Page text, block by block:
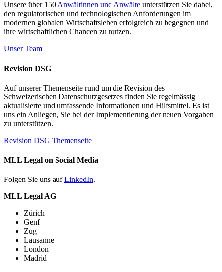
Unsere über 150 Anwältinnen und Anwälte unterstützen Sie dabei,
den regulatorischen und technologischen Anforderungen im
modernen globalen Wirtschaftsleben erfolgreich zu begegnen und
ihre wirtschaftlichen Chancen zu nutzen.
Unser Team
Revision DSG
Auf unserer Themenseite rund um die Revision des
Schweizerischen Datenschutzgesetzes finden Sie regelmässig
aktualisierte und umfassende Informationen und Hilfsmittel. Es ist
uns ein Anliegen, Sie bei der Implementierung der neuen Vorgaben
zu unterstützen.
Revision DSG Themenseite
MLL Legal on Social Media
Folgen Sie uns aufLinkedIn.
MLL Legal AG
Zürich
Genf
Zug
Lausanne
London
Madrid